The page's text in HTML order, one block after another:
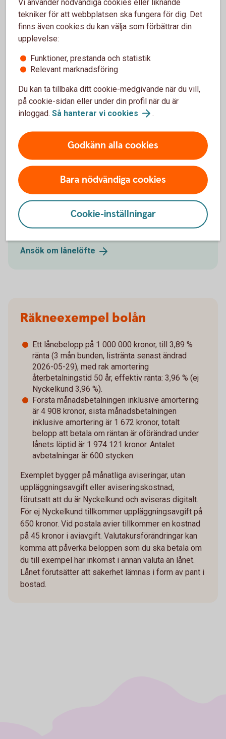
Våra aktuella bolåneräntor
Se alla räntor för
Se hur mycket du kan låna
Räkna på bolån
Köpa bostad? Börja med
lånelöftet
Ansök om lånelöfte
Räkneexempel bolån
Ett lånebelopp på 1 000 000 kronor, till 3,89 %
ränta (3 mån bunden, listränta senast ändrad
2026-05-29), med rak amortering
återbetalningstid 50 år, effektiv ränta: 3,96 % (ej
Nyckelkund 3,96 %).
Första månadsbetalningen inklusive amortering
är 4 908 kronor, sista månadsbetalningen
inklusive amortering är 1 672 kronor, totalt
belopp att betala om räntan är oförändrad under
lånets löptid är 1 974 121 kronor. Antalet
avbetalningar är 600 stycken.
Exemplet bygger på månatliga aviseringar, utan
uppläggningsavgift eller aviseringskostnad,
förutsatt att du är Nyckelkund och aviseras digitalt.
För ej Nyckelkund tillkommer uppläggningsavgift på
650 kronor. Vid postala avier tillkommer en kostnad
på 45 kronor i aviavgift. Valutakursförändringar kan
komma att påverka beloppen som du ska betala om
du till exempel har inkomst i annan valuta än lånet.
Lånet förutsätter att säkerhet lämnas i form av pant i
bostad.
tekniker för att webbplatsen ska fungera för dig. Det
finns även cookies du kan välja som förbättrar din
upplevelse:
Funktioner, prestanda och statistik
Relevant marknadsföring
Du kan ta tillbaka ditt cookie-medgivande när du vill,
på cookie-sidan eller under din profil när du är
inloggad. Så hanterar vi cookies .
Godkänn alla cookies
Bara nödvändiga cookies
Cookie-inställningar